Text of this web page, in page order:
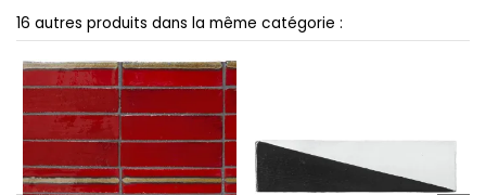
16 autres produits dans la même catégorie :